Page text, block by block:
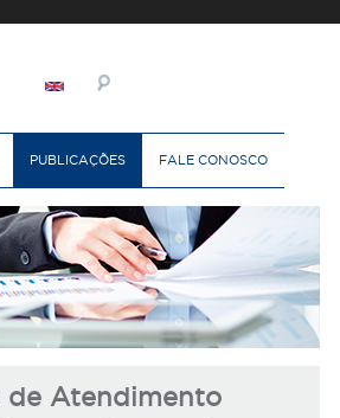
PUBLICAÇÕES FALE CONOSCO
de Atendimento